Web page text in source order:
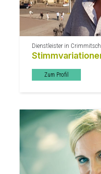
Dienstleister in
Zum Profil